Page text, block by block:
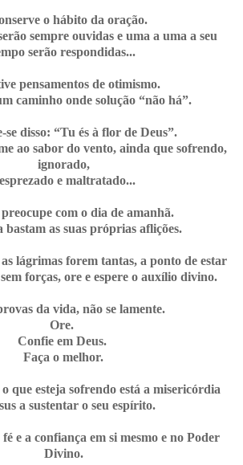
o hábito da oração.
sempre ouvidas e uma a uma a seu
serão respondidas...
pensamentos de otimismo.
caminho onde solução “não há”.
se disso: “Tu és à flor de Deus”.
ao sabor do vento, ainda que sofrendo,
ignorado,
e maltratado...
preocupe com o dia de amanhã.
bastam as suas próprias aflições.
lágrimas forem tantas, a ponto de estar
forças, ore e espere o auxílio divino.
da vida, não se lamente.
Ore.
Confie em Deus.
Faça o melhor.
que esteja sofrendo está a misericórdia
a sustentar o seu espírito.
e a confiança em si mesmo e no Poder
Divino.